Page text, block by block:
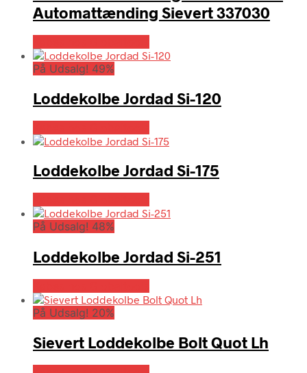
Automattænding Sievert 337030
På Udsalg! 49%
Loddekolbe Jordad Si-120
Loddekolbe Jordad Si-175
På Udsalg! 48%
Loddekolbe Jordad Si-251
På Udsalg! 20%
Sievert Loddekolbe Bolt Quot Lh